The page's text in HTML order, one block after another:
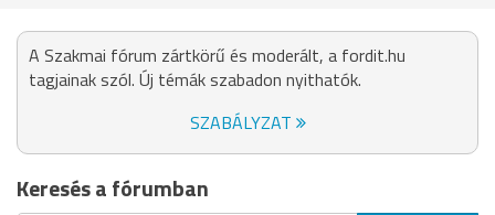
A Szakmai fórum zártkörű és moderált, a fordit.hu
tagjainak szól. Új témák szabadon nyithatók.
SZABÁLYZAT
Keresés a fórumban